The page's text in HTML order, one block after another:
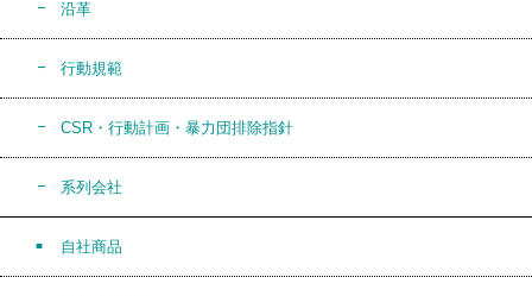
沿革
行動規範
CSR・行動計画・暴力団排除指針
系列会社
自社商品